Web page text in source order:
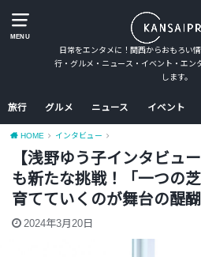
MENU
日常をエンタメに！関西からおもろい
行・グルメ・ニュース・イベント・エン
します。
旅行 グルメ ニュース イベント
HOME インタビュー
【浅野ゆう子インタビュ
も新たな挑戦！「一つの
育てていくのが舞台の醍醐
2024年3月20日